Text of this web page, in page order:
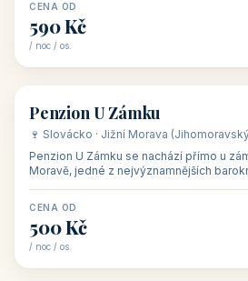
CENA OD
590 Kč
/ noc / os.
🏡 penzion
Penzion U Zámku
🍷 Slovácko · Jižní Morava
Penzion U Zámku se nachází přímo u
Moravě, jedné z nejvýznamnějších
CENA OD
500 Kč
/ noc / os.